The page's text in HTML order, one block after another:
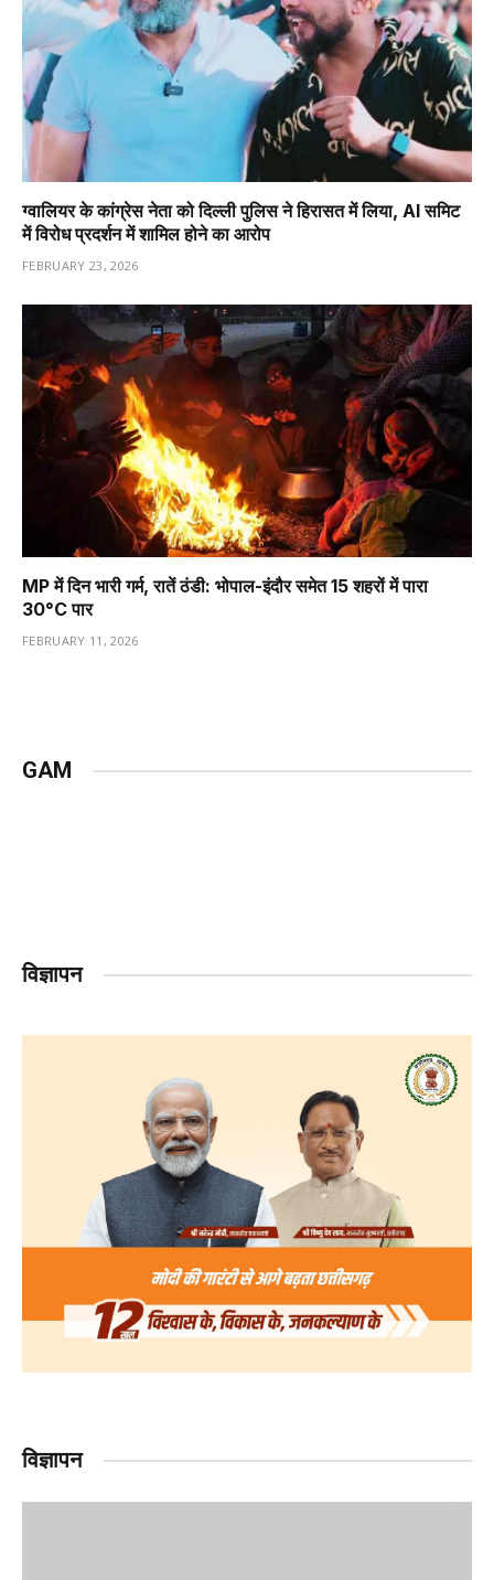
ग्वालियर के कांग्रेस नेता को दिल्ली पुलिस ने हिरासत में लिया, AI समिट
में विरोध प्रदर्शन में शामिल होने का आरोप
FEBRUARY 23, 2026
MP में दिन भारी गर्म, रातें ठंडी: भोपाल-इंदौर समेत 15 शहरों में पारा
30°C पार
FEBRUARY 11, 2026
GAM
विज्ञापन
विज्ञापन